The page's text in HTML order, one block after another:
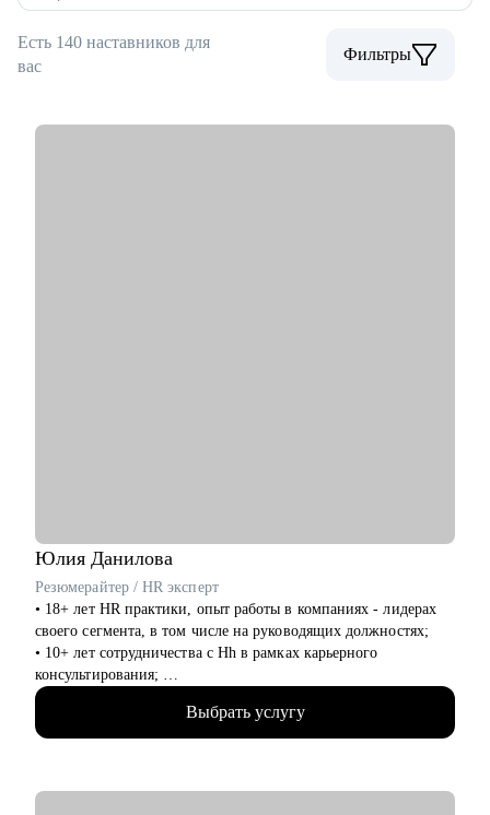
Есть 140 наставников для
вас
Фильтры
Юлия Данилова
Резюмерайтер / HR эксперт
• 18+ лет HR практики, опыт работы в компаниях - лидерах
своего сегмента, в том числе на руководящих должностях;
• 10+ лет сотрудничества с Hh в рамках карьерного
консультирования;
• 3000+ составленных резюме для специалистов различного
уровня и специализации;
• 500+ продуктивных карьерных консультаций, подготовки к
Выбрать услугу